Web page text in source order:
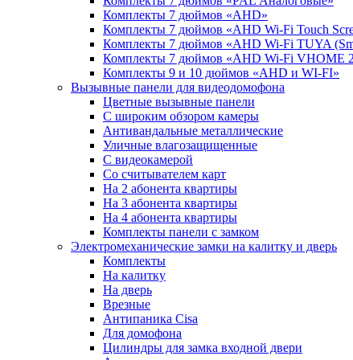
Комплекты 7 дюймов «AHD»
Комплекты 7 дюймов «AHD Wi-Fi Touch
Комплекты 7 дюймов «AHD Wi-Fi TUYA
Комплекты 7 дюймов «AHD Wi-Fi VHOME
Комплекты 9 и 10 дюймов «AHD и WI-FI»
Вызывные панели для видеодомофона
Цветные вызывные панели
С широким обзором камеры
Антивандальные металлические
Уличные влагозащищенные
С видеокамерой
Со считывателем карт
На 2 абонента квартиры
На 3 абонента квартиры
На 4 абонента квартиры
Комплекты панели с замком
Электромеханические замки на калитку и дверь
Комплекты
На калитку
На дверь
Врезные
Антипаника Cisa
Для домофона
Цилиндры для замка входной двери